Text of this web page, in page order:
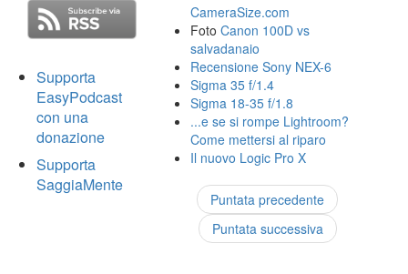
Supporta
EasyPodcast
con una
donazione
Supporta
SaggiaMente
CameraSize.com
FotoCanon 100D vs
salvadanaio
Recensione Sony NEX-6
Sigma 35 f/1.4
Sigma 18-35 f/1.8
...e se si rompe Lightroom?
Come mettersi al riparo
Il nuovo Logic Pro X
Puntata precedente
Puntata successiva